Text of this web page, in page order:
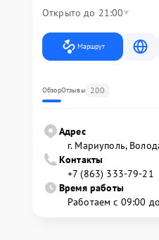
Открыто до 21:00
Маршрут
ОбзорОтзывы 200
Адрес
г. Мариуполь,
Контакты
+7 (863) 333-79-21
Время работы
Работаем с 09:00